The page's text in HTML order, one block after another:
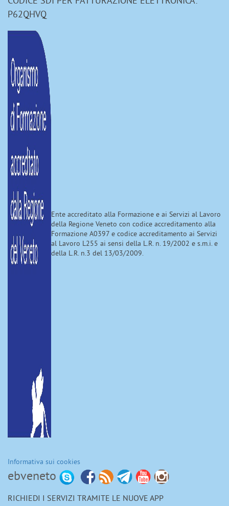
P62QHVQ
Ente accreditato alla Formazione e ai Servizi al Lavoro
della Regione Veneto con codice accreditamento alla
Formazione A0397 e codice accreditamento ai Servizi
al Lavoro L255 ai sensi della L.R. n. 19/2002 e s.m.i. e
della L.R. n.3 del 13/03/2009.
Informativa sui cookies
ebveneto
RICHIEDI I SERVIZI TRAMITE LE NUOVE APP